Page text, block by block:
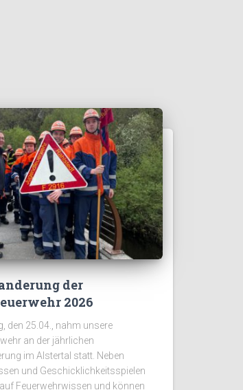
der
2026
den 25.04., nahm unsere
an der jährlichen
im Alstertal statt. Neben
und Geschicklichkeitsspielen
Feuerwehrwissen und können